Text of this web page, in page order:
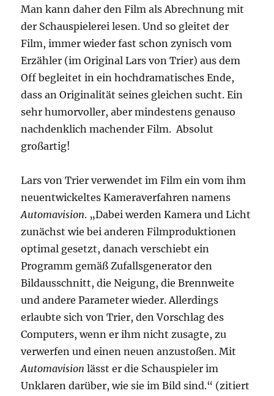
Man kann daher den Film als Abrechnung mit
der Schauspielerei lesen. Und so gleitet der
Film, immer wieder fast schon zynisch vom
Erzähler (im Original Lars von Trier) aus dem
Off begleitet in ein hochdramatisches Ende,
dass an Originalität seines gleichen sucht. Ein
sehr humorvoller, aber mindestens genauso
nachdenklich machender Film. Absolut
großartig!
Lars von Trier verwendet im Film ein vom ihm
neuentwickeltes Kameraverfahren namens
Automavision. „Dabei werden Kamera und Licht
zunächst wie bei anderen Filmproduktionen
optimal gesetzt, danach verschiebt ein
Programm gemäß Zufallsgenerator den
Bildausschnitt, die Neigung, die Brennweite
und andere Parameter wieder. Allerdings
erlaubte sich von Trier, den Vorschlag des
Computers, wenn er ihm nicht zusagte, zu
verwerfen und einen neuen anzustoßen. Mit
Automavision lässt er die Schauspieler im
Unklaren darüber, wie sie im Bild sind.“ (zitiert